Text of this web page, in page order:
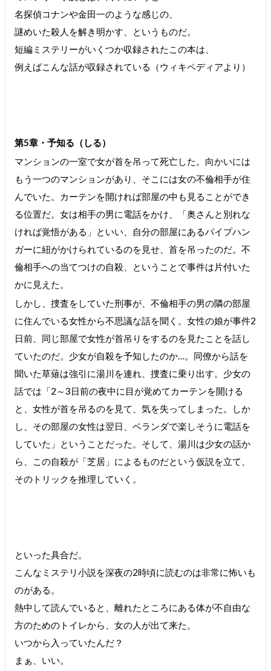
名探偵コナンや金田一のような感じの、
謎めいた殺人を解き明かす、というものだ。
短編ミステリーがいくつか収録されたこの本は、
例えばこんな話が収録されている（ウィキペディアより）
第5章・予知る（しる）
マンションの一室で女が首を吊って死亡した。向かいには
もう一つのマンションがあり、そこには女の不倫相手が住
んでいた。カーテンを開ければ部屋の中も見ることができ
る位置だ。女は相手の男に電話をかけ、「奥さんと別れな
ければ覚悟がある」といい、自分の部屋にあるパイプハン
ガーに紐がかけられているのを見せ、首を吊ったのだ。不
倫相手への当てつけの自殺、ということで事件は片付いた
かに見えた。
しかし、捜査をしていた刑事が、不倫相手の男の隣の部屋
に住んでいる女性から不思議な話を聞く。女性の娘が事件2
日前、同じ部屋で女性が首吊りをするのを見たことを話し
ていたのだ。少女が自殺を予知したのか…。同僚から話を
聞いた草薙は強引に湯川を連れ、捜査に乗り出す。少女の
話では「2～3日前の夜中に目が覚めてカーテンを開ける
と、女性が首を吊るのを見て、気を失ってしまった。しか
し、その部屋の女性は翌日、ベランダで楽しそうに電話を
していた」ということだった。そして、湯川は少女の話か
ら、この自殺が「芝居」によるものだという仮説を立て、
そのトリックを推理していく。
といった具合だ。
こんなミステリ小説を深夜の2時頃に読むのは非常に怖いも
のがある。
熱中して読んでいると、離れたところにある体が不自由な
方のためのトイレから、女の人が出て来た。
いつから入っていたんだ？
まぁ、いい。